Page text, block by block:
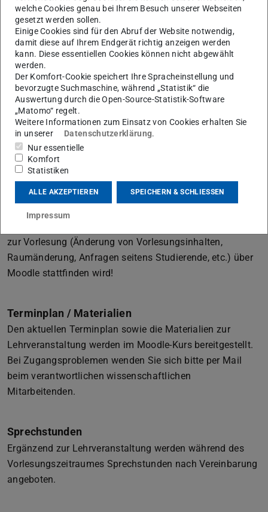
erdbebenerzeugter Beanspruchungen erläutert.
Vorlesungsinhalte – Brückendynamik und
Verkehrsinduzierte Schwingungen (SoSe)
Im Rahmen dieser Vorlesung werden die Grundlagen zur
dynamischen Beanspruchung von Bauwerken wie
Brücken, Tribünenträgern oder Hochbaudecken, durch
verkehrserregte Schwingungen betrachtet. Derartige
Schwingungen können infolge Straßen-, Eisenbahn- oder
Fußgängerverkehr entstehen und sind durch geeignete
Maßnahmen zu begrenzen, um die Komfortkriterien und
die Verformungsgrenzen von Bauwerken einzuhalten.
Vorlesungsankündigung:
TUCaN / Moodle:
zur Vorlesung (Änderung von Vorlesungsinhalten,
Raumänderung, Anfragen seitens Studierende, etc.) über
Moodle stattfinden wird!
Terminplan / Materialien
Den aktuellen Terminplan sowie die Materialien zur
Lehrveranstaltung werden im Moodle-Kurs bereitgestellt.
Bei Zugangsproblemen wenden Sie sich bitte per Mail
beim verantwortlichen wissenschaftlichen
Mitarbeitenden.
Sprechstunden
Ergänzend zur Lehrveranstaltung werden während des
Vorlesungszeitraumes Sprechstunden nach Vereinbarung
angeboten.
welche Cookies genau bei Ihrem Besuch unserer Webseiten
gesetzt werden sollen.
Einige Cookies sind für den Abruf der Website notwendig,
damit diese auf Ihrem Endgerät richtig anzeigen werden
kann. Diese essentiellen Cookies können nicht abgewählt
werden.
Der Komfort-Cookie speichert Ihre Spracheinstellung und
bevorzugte Suchmaschine, während „Statistik“ die
Auswertung durch die Open-Source-Statistik-Software
„Matomo“ regelt.
Weitere Informationen zum Einsatz von Cookies erhalten Sie
in unserer
Datenschutzerklärung.
Nur essentielle
Komfort
Statistiken
ALLE AKZEPTIEREN SPEICHERN & SCHLIESSEN
Impressum